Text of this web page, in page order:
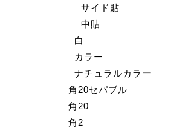
サイド貼
中貼
白
カラー
ナチュラルカラー
角20セパブル
角20
角2